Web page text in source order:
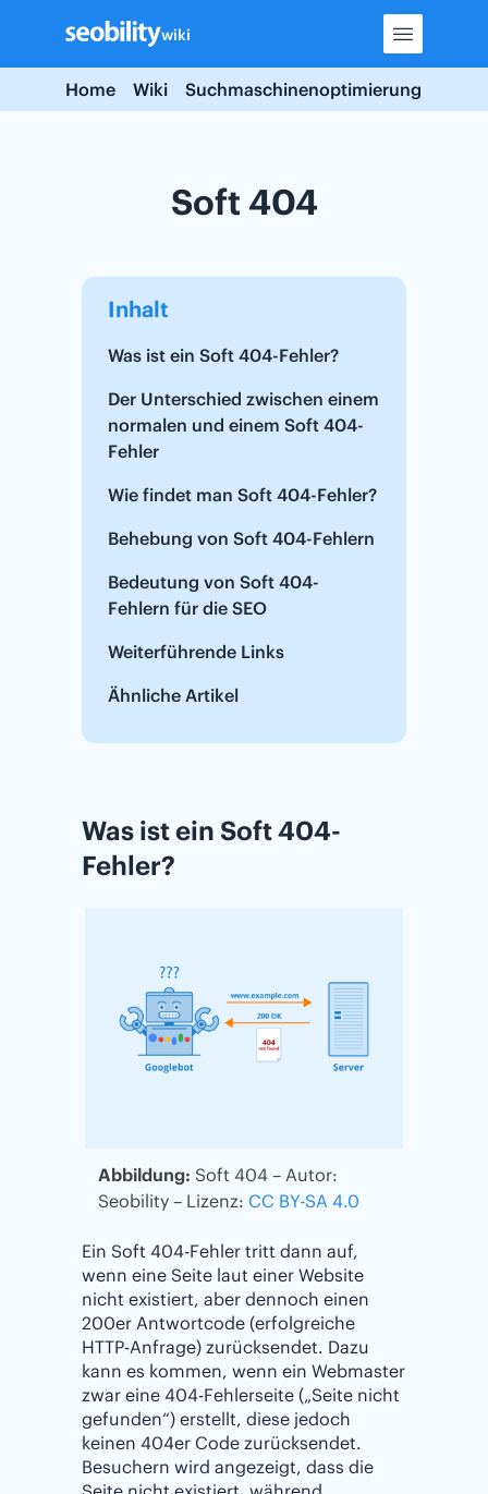
content
wiki
Home Wiki Suchmaschinenoptimierung
Soft 404
Inhalt
Was ist ein Soft 404-Fehler?
Der Unterschied zwischen einem
normalen und einem Soft 404-
Fehler
Wie findet man Soft 404-Fehler?
Behebung von Soft 404-Fehlern
Bedeutung von Soft 404-
Fehlern für die SEO
Weiterführende Links
Ähnliche Artikel
Was ist ein Soft 404-
Fehler?
Abbildung: Soft 404 – Autor:
Seobility – Lizenz: CC BY-SA 4.0
Ein Soft 404-Fehler tritt dann auf,
wenn eine Seite laut einer Website
nicht existiert, aber dennoch einen
200er Antwortcode (erfolgreiche
HTTP-Anfrage) zurücksendet. Dazu
kann es kommen, wenn ein Webmaster
zwar eine 404-Fehlerseite („Seite nicht
gefunden“) erstellt, diese jedoch
keinen 404er Code zurücksendet.
Besuchern wird angezeigt, dass die